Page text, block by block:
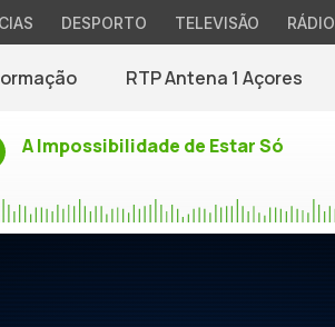
DESPORTO TELEVISÃO RÁDIO
RTP Antena 1 Açores
A Impossibilidade de Estar Só